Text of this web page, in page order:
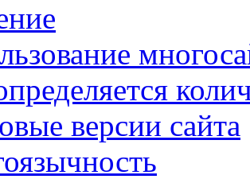
версии сайта